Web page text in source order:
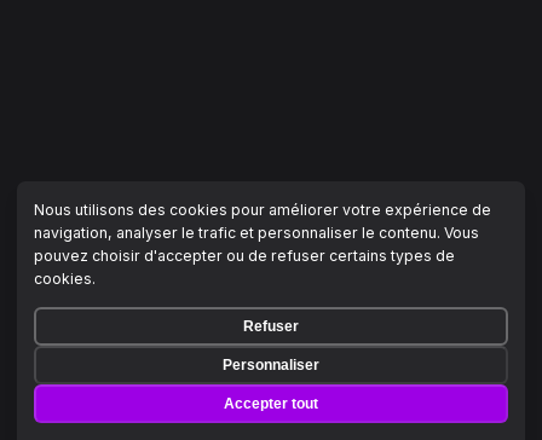
Nous utilisons des cookies pour améliorer votre expérience de
navigation, analyser le trafic et personnaliser le contenu. Vous
pouvez choisir d'accepter ou de refuser certains types de
cookies.
Refuser
Personnaliser
Accepter tout